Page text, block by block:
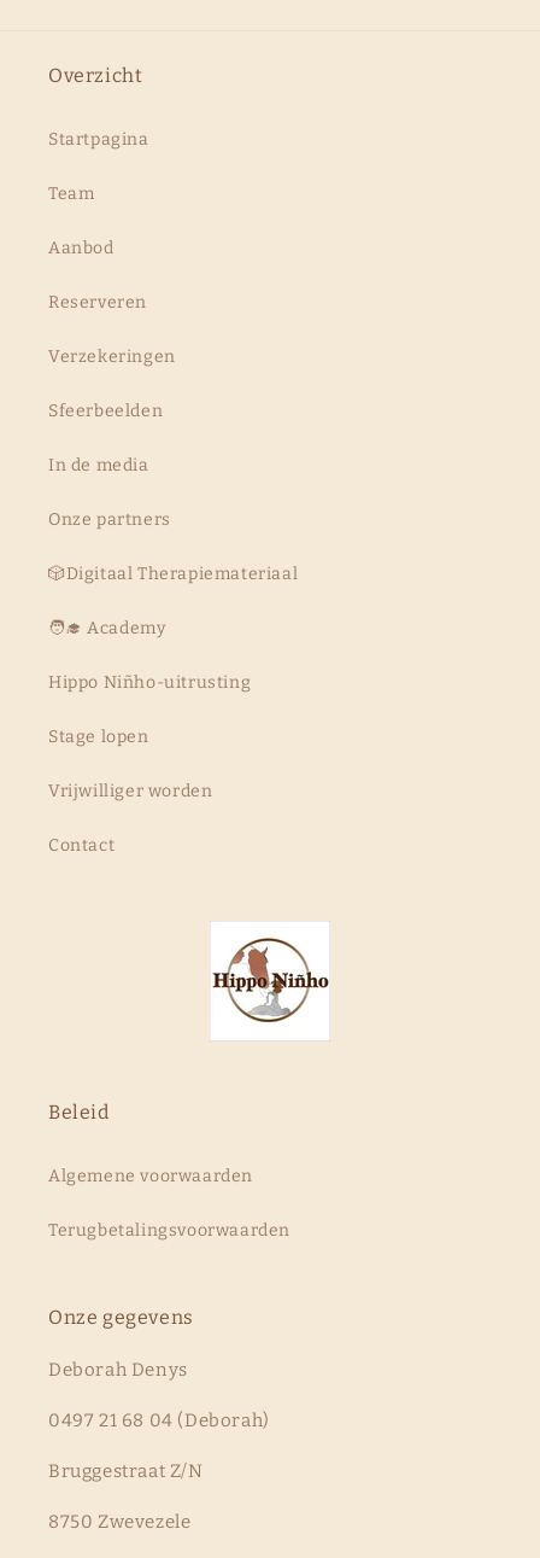
Overzicht
Startpagina
Team
Aanbod
Reserveren
Verzekeringen
Sfeerbeelden
In de media
Onze partners
🎲Digitaal Therapiemateriaal
🧑‍🎓 Academy
Hippo Niñho-uitrusting
Stage lopen
Vrijwilliger worden
Contact
Beleid
Algemene voorwaarden
Terugbetalingsvoorwaarden
Onze gegevens
Deborah Denys
0497 21 68 04 (Deborah)
Bruggestraat Z/N
8750 Zwevezele